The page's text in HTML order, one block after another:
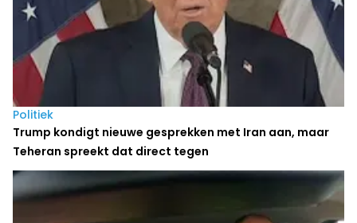
Politiek
Trump kondigt nieuwe gesprekken met Iran aan, maar
Teheran spreekt dat direct tegen